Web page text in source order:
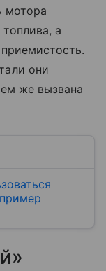
мотора
а
они
же вызвана